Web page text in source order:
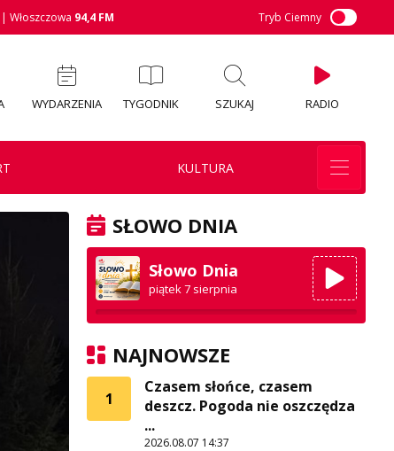
| Włoszczowa 94,4 FM Tryb Ciemny
WYDARZENIA TYGODNIK SZUKAJ RADIO
KULTURA
SŁOWO DNIA
Słowo Dnia
piątek 7 sierpnia
NAJNOWSZE
1
Czasem słońce, czasem
deszcz. Pogoda nie oszczędza
...
2026.08.07 14:37